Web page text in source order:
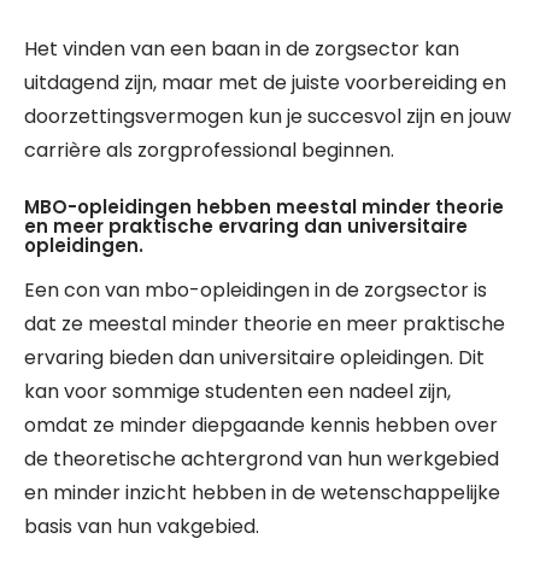
Het vinden van een baan in de zorgsector kan
uitdagend zijn, maar met de juiste voorbereiding en
doorzettingsvermogen kun je succesvol zijn en jouw
carrière als zorgprofessional beginnen.
MBO-opleidingen hebben meestal minder theorie
en meer praktische ervaring dan universitaire
opleidingen.
Een con van mbo-opleidingen in de zorgsector is
dat ze meestal minder theorie en meer praktische
ervaring bieden dan universitaire opleidingen. Dit
kan voor sommige studenten een nadeel zijn,
omdat ze minder diepgaande kennis hebben over
de theoretische achtergrond van hun werkgebied
en minder inzicht hebben in de wetenschappelijke
basis van hun vakgebied.